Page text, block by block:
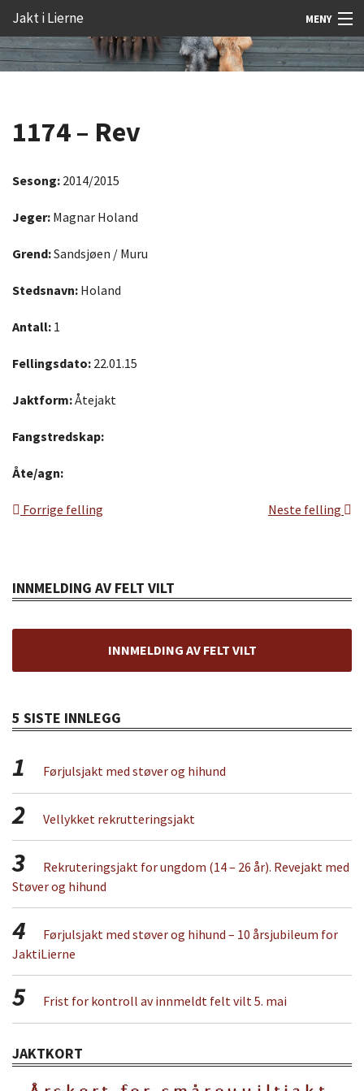
Jakt i Lierne MENY
Nyheter
Fangst
innholdet
Forstørre
1174 – Rev
Sesong: 2014/2015
Jeger: Magnar Holand
Grend:Sandsjøen / Muru
Stedsnavn: Holand
Antall: 1
Fellingsdato: 22.01.15
Jaktform:Åtejakt
Fangstredskap:
Åte/agn:
Forrige felling Neste felling
INNMELDING AV FELT VILT
INNMELDING AV FELT VILT
5 SISTE INNLEGG
1 Førjulsjakt med støver og hihund
2 Vellykket rekrutteringsjakt
3
Rekruteringsjakt for ungdom (14 – 26 år). Revejakt med
Støver og hihund
4
Førjulsjakt med støver og hihund – 10 årsjubileum for
JaktiLierne
5 Frist for kontroll av innmeldt felt vilt 5. mai
JAKTKORT